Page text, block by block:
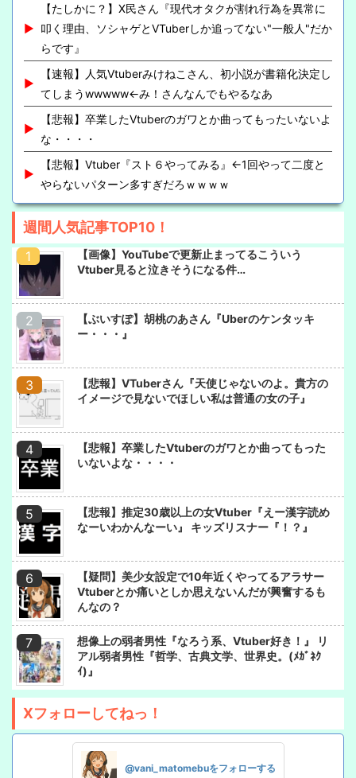
【たしかに？】X民さん『現代オタクが割れ行為を異常に
叩く理由、ソシャゲとVTuberしか追ってない"一般人"だか
らです』
【速報】人気Vtuberみけねこさん、初小説が書籍化決定し
てしまうwwwww←み！さんなんでもやるなあ
【悲報】卒業したVtuberのガワとか曲ってもったいないよ
な・・・・
【悲報】Vtuber『スト６やってみる』←1回やって二度と
やらないパターン多すぎだろｗｗｗｗ
週間人気記事TOP10！
【画像】YouTubeで更新止まってるこういう
Vtuber見ると泣きそうになる件…
【ぶいすぽ】胡桃のあさん『Uberのケンタッキ
ー・・・』
【悲報】VTuberさん『天使じゃないのよ。貴方の
イメージで見ないでほしい私は普通の女の子』
【悲報】卒業したVtuberのガワとか曲ってもった
いないよな・・・・
【悲報】推定30歳以上の女Vtuber『えー漢字読め
なーいわかんなーい』 キッズリスナー『！？』
【疑問】美少女設定で10年近くやってるアラサー
Vtuberとか痛いとしか思えないんだが興奮するも
んなの？
想像上の弱者男性『なろう系、Vtuber好き！』 リ
アル弱者男性『哲学、古典文学、世界史。(ﾒｶﾞﾈｸ
ｲ)』
Xフォローしてねっ！
@vani_matomebuをフォローする